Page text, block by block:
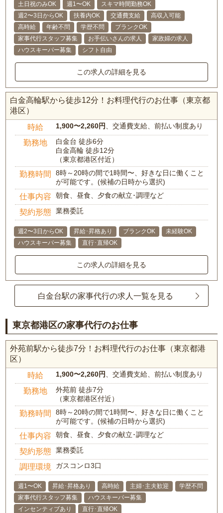
土日祝のみOK 週1〜OK
スキマ時間勤務OK
週2〜3日からOK
扶養内OK 交通費支給
高収入可能
高時給
年齢不問 学歴不問
ブランクOK
家事代行スタッフ募集
お手伝いさんの求人
家政婦の求人
ハウスキーパー募集
シフト自由
この求人の詳細を見る
白金高輪駅から徒歩12分！お料理代行のお仕事（東京都
港区）
時給 1,900〜2,260円、交通費支給、前払い制度あり
勤務地
白金台 徒歩6分
白金高輪 徒歩12分
（東京都港区付近）
勤務時間
8時～20時の間で1時間〜、好きな日に働くこと
が可能です。(候補の日時から選択)
仕事内容 朝食、昼食、夕食の献立･調理など
契約形態 業務委託
週2〜3日からOK 昇給･昇格あり ブランクOK
未経験OK
ハウスキーパー募集
直行･直帰OK
この求人の詳細を見る
白金台駅の家事代行の求人一覧を見る
東京都港区の家事代行のお仕事
外苑前駅から徒歩7分！お料理代行のお仕事（東京都港
区）
時給 1,900〜2,260円 、交通費支給、前払い制度あり
勤務地
外苑前 徒歩7分
（東京都港区付近）
勤務時間
8時～20時の間で1時間〜、好きな日に働くこと
が可能です。(候補の日時から選択)
仕事内容 朝食、昼食、夕食の献立･調理など
契約形態 業務委託
調理環境 ガスコンロ3口
週1〜OK 昇給･昇格あり 高時給 主婦･主夫歓迎
学歴不問
家事代行スタッフ募集
ハウスキーパー募集
インセンティブあり
直行･直帰OK